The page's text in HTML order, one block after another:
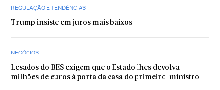
REGULAÇÃO E TENDÊNCIAS
Trump insiste em juros mais baixos
NEGÓCIOS
Lesados do BES exigem que o Estado lhes devolva
milhões de euros à porta da casa do primeiro-ministro